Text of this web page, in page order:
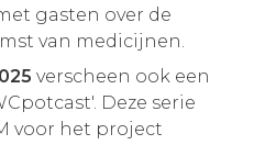
gasten over de
van medicijnen.
verscheen ook een
Deze serie
voor het project